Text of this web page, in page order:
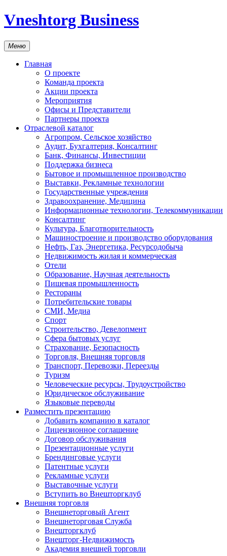
Vneshtorg Business
Меню
Главная
О проекте
Команда проекта
Акции проекта
Мероприятия
Офисы и Представители
Партнеры проекта
Отраслевой каталог
Агропром, Сельское хозяйство
Аудит, Бухгалтерия, Консалтинг
Банк, Финансы, Инвестиции
Поддержка бизнеса
Бытовое и промышленное производство
Выставки, Рекламные технологии
Государственные учреждения
Здравоохранение, Медицина
Информационные технологии, Телекоммуникации
Консалтинг
Культура, Благотворительность
Машиностроение и производство оборудования
Нефть, Газ, Энергетика, Ресурсодобыча
Недвижимость жилая и коммерческая
Отели
Образование, Научная деятельность
Пишевая промышленность
Рестораны
Потребительские товары
СМИ, Медиа
Спорт
Строительство, Девелопмент
Сфера бытовых услуг
Страхование, Безопасность
Торговля, Внешняя торговля
Транспорт, Перевозки, Переезды
Туризм
Человеческие ресурсы, Трудоустройство
Юридическое обслуживание
Языковые переводы
Разместить презентацию
Добавить компанию в каталог
Лицензионное соглашение
Договор обслуживания
Презентационные услуги
Брендинговые услуги
Патентные услуги
Рекламные услуги
Выставочные услуги
Вступить во Внешторгклуб
Внешняя торговля
Внешнеторговый Агент
Внешнеторговая Служба
Внешторгклуб
Внешторг-Недвижимость
Академия внешней торговли